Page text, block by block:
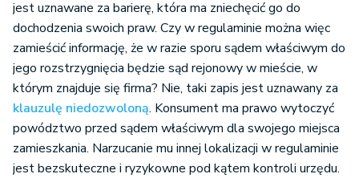
jest uznawane za barierę, która ma zniechęcić go do
dochodzenia swoich praw. Czy w regulaminie można więc
zamieścić informację, że w razie sporu sądem właściwym do
jego rozstrzygnięcia będzie sąd rejonowy w mieście, w
którym znajduje się firma? Nie, taki zapis jest uznawany za
klauzulę niedozwoloną. Konsument ma prawo wytoczyć
powództwo przed sądem właściwym dla swojego miejsca
zamieszkania. Narzucanie mu innej lokalizacji w regulaminie
jest bezskuteczne i ryzykowne pod kątem kontroli urzędu.